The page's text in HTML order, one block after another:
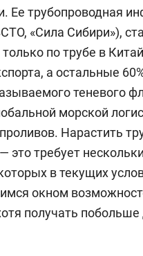
Ее трубопроводная
«Сила Сибири»),
по трубе в
а остальные
теневого
морской
Нарастить
это требует
в текущих
окном
получать